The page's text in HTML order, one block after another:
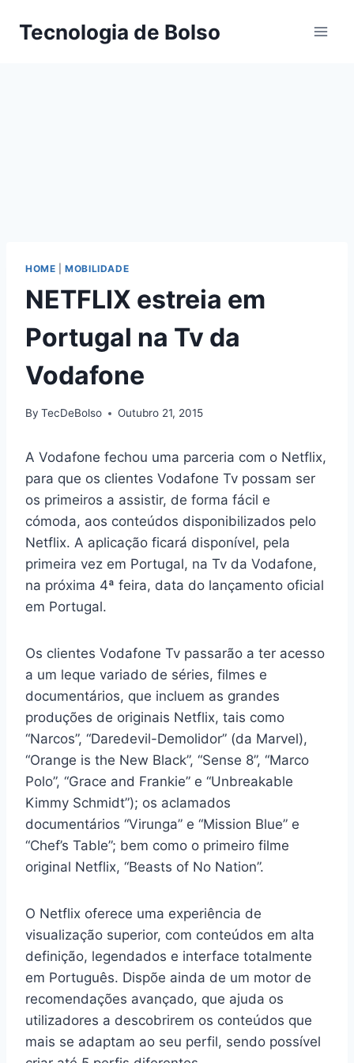
Tecnologia de Bolso
HOME |MOBILIDADE
NETFLIX estreia em
Portugal na Tv da
Vodafone
By TecDeBolso Outubro 21, 2015
A Vodafone fechou uma parceria com o Netflix,
para que os clientes Vodafone Tv possam ser
os primeiros a assistir, de forma fácil e
cómoda, aos conteúdos disponibilizados pelo
Netflix. A aplicação ficará disponível, pela
primeira vez em Portugal, na Tv da Vodafone,
na próxima 4ª feira, data do lançamento oficial
em Portugal.
Os clientes Vodafone Tv passarão a ter acesso
a um leque variado de séries, filmes e
documentários, que incluem as grandes
produções de originais Netflix, tais como
“Narcos”, “Daredevil-Demolidor” (da Marvel),
“Orange is the New Black”, “Sense 8”, “Marco
Polo”, “Grace and Frankie” e “Unbreakable
Kimmy Schmidt”); os aclamados
documentários “Virunga” e “Mission Blue” e
“Chef’s Table”; bem como o primeiro filme
original Netflix, “Beasts of No Nation”.
O Netflix oferece uma experiência de
visualização superior, com conteúdos em alta
definição, legendados e interface totalmente
em Português. Dispõe ainda de um motor de
recomendações avançado, que ajuda os
utilizadores a descobrirem os conteúdos que
mais se adaptam ao seu perfil, sendo possível